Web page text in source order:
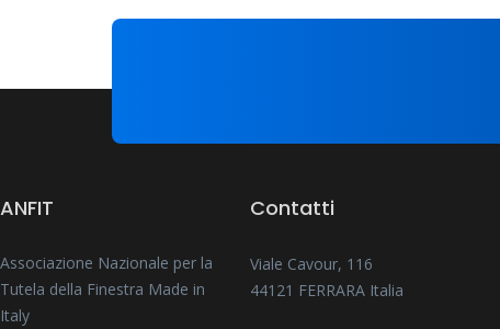
ANFIT
Associazione Nazionale per la
Tutela della Finestra Made in
Italy
Contatti
Viale Cavour, 116
44121 FERRARA Italia